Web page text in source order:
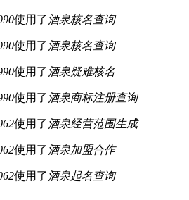
使用了 酒泉核名查询
使用了 酒泉核名查询
使用了 酒泉疑难核名
使用了 酒泉商标注册查询
使用了 酒泉经营范围生成
使用了 酒泉加盟合作
使用了 酒泉起名查询